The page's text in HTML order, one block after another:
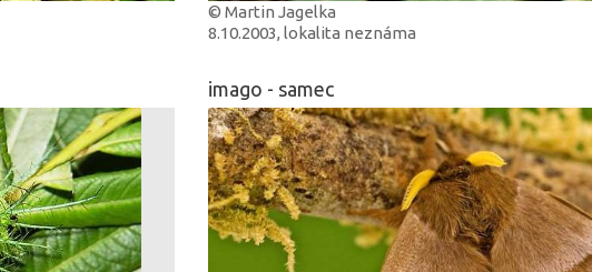
© Martin Jagelka
8.10.2003, lokalita neznáma
imago - samec